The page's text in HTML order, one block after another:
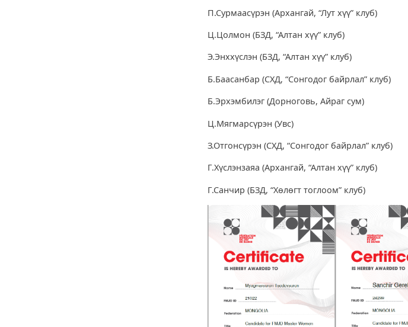
П.Сурмаасүрэн (Архангай, “Лут хүү” клуб)
Ц.Цолмон (БЗД, “Алтан хүү” клуб)
Э.Энххүслэн (БЗД, “Алтан хүү” клуб)
Б.Баасанбар (СХД, “Сонгодог байрлал” клуб)
Б.Эрхэмбилэг (Дорноговь, Айраг сум)
Ц.Мягмарсүрэн (Увс)
З.Отгонсүрэн (СХД, “Сонгодог байрлал” клуб)
Г.Хүслэнзаяа (Архангай, “Алтан хүү” клуб)
Г.Санчир (БЗД, “Хөлөгт тоглоом” клуб)